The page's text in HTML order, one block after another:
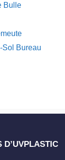
Bulle
Sol Bureau
D’UVPLASTIC